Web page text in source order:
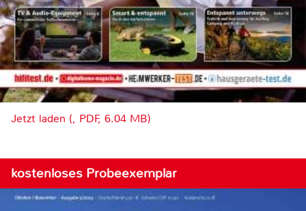
Jetzt laden (, PDF, 6.04 MB)
kostenloses Probeexemplar